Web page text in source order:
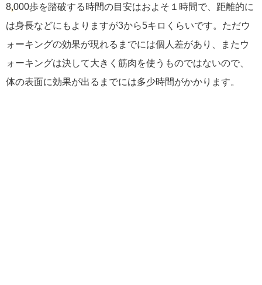
8,000歩を踏破する時間の目安はおよそ１時間で、距離的に
は身長などにもよりますが3から5キロくらいです。ただウ
ォーキングの効果が現れるまでには個人差があり、またウ
ォーキングは決して大きく筋肉を使うものではないので、
体の表面に効果が出るまでには多少時間がかかります。